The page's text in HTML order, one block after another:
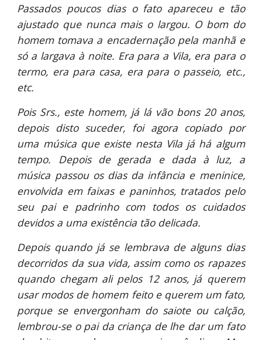
Passados poucos dias o fato apareceu e tão
ajustado que nunca mais o largou. O bom do
homem tomava a encadernação pela manhã e
só a largava à noite. Era para a Vila, era para o
termo, era para casa, era para o passeio, etc.,
etc.
Pois Srs., este homem, já lá vão bons 20 anos,
depois disto suceder, foi agora copiado por
uma música que existe nesta Vila já há algum
tempo. Depois de gerada e dada à luz, a
música passou os dias da infância e meninice,
envolvida em faixas e paninhos, tratados pelo
seu pai e padrinho com todos os cuidados
devidos a uma existência tão delicada.
Depois quando já se lembrava de alguns dias
decorridos da sua vida, assim como os rapazes
quando chegam ali pelos 12 anos, já querem
usar modos de homem feito e querem um fato,
porque se envergonham do saiote ou calção,
lembrou-se o pai da criança de lhe dar um fato